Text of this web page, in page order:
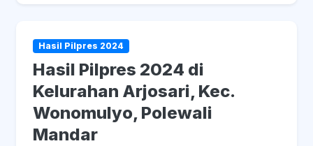
Hasil Pilpres 2024
Hasil Pilpres 2024 di
Kelurahan Arjosari, Kec.
Wonomulyo, Polewali
Mandar